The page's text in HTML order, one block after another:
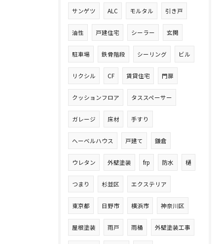
サンゲツ ALC モルタル 引き戸
油性 戸建住宅 シーラー 玄関
駐車場 鉄骨階段 シーリング ビル
リクシル CF 賃貸住宅 門扉
クッションフロア タススペーサー
ガレージ 床材 手すり
へーベルハウス 戸建て 鎌倉
ウレタン 外壁塗装 frp 防水 樋
つまり 杉並区 エクステリア
東京都 日野市 横浜市 神奈川区
屋根塗装 雨戸 雨桶 外壁塗装工事